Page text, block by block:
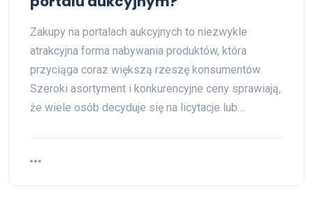
Zakupy na portalach aukcyjnych to niezwykle
atrakcyjna forma nabywania produktów, która
przyciąga coraz większą rzeszę konsumentów.
Szeroki asortyment i konkurencyjne ceny sprawiają,
że wiele osób decyduje się na licytacje lub…